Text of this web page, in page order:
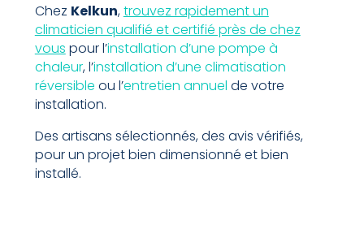
Chez Kelkun,trouvez rapidement un
climaticien qualifié et certifié près de chez
vous pour l’installation d’une pompe à
chaleur, l’installation d’une climatisation
réversible ou l’entretien annuel de votre
installation.
Des artisans sélectionnés, des avis vérifiés,
pour un projet bien dimensionné et bien
installé.